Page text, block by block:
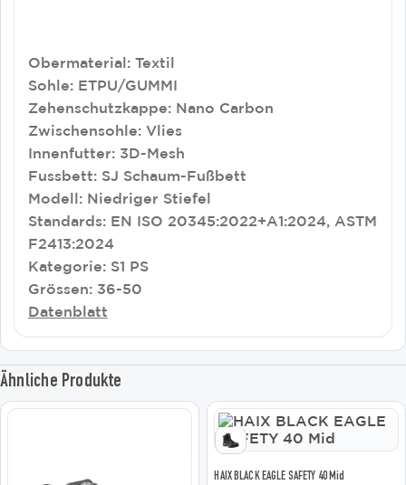
Obermaterial: Textil
Sohle: ETPU/GUMMI
Zehenschutzkappe: Nano Carbon
Zwischensohle: Vlies
Innenfutter: 3D-Mesh
Fussbett: SJ Schaum-Fußbett
Modell: Niedriger Stiefel
Standards: EN ISO 20345:2022+A1:2024, ASTM
F2413:2024
Kategorie: S1 PS
Grössen: 36-50
Datenblatt
Ähnliche Produkte
HAIX BLACK EAGLE SAFETY 40 Mid
Dieses
Produkt
weist
mehrere